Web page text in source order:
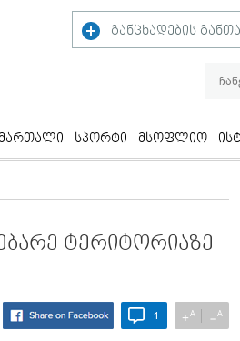
განცხადების
სპორტი მსოფლიო
ტერიტორიაზე
1 +A −A